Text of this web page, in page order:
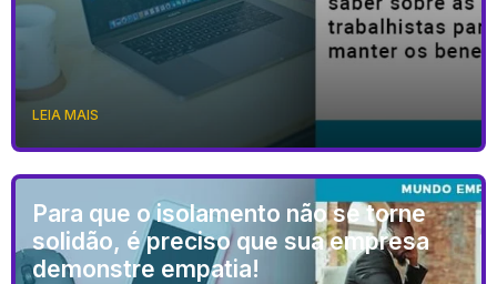
LEIA MAIS
Para que o isolamento não se torne
solidão, é preciso que sua empresa
demonstre empatia!